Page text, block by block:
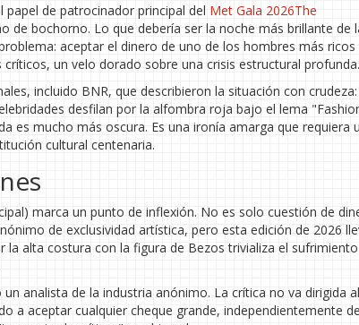
papel de patrocinador principal del Met Gala 2026The
de bochorno. Lo que debería ser la noche más brillante de
aceptar el dinero de uno de los hombres más ricos
un velo dorado sobre una crisis estructural profunda.
incluido BNR, que describieron la situación con crudeza:
desfilan por la alfombra roja bajo el lema
es mucho más oscura. Es una ironía amarga que requiera
cultural centenaria.
marca un punto de inflexión. No es solo cuestión de
de exclusividad artística, pero esta edición de 2026
alta costura con la figura de Bezos trivializa el
analista de la industria anónimo. La crítica no va dirigida al
a aceptar cualquier cheque grande, independientemente